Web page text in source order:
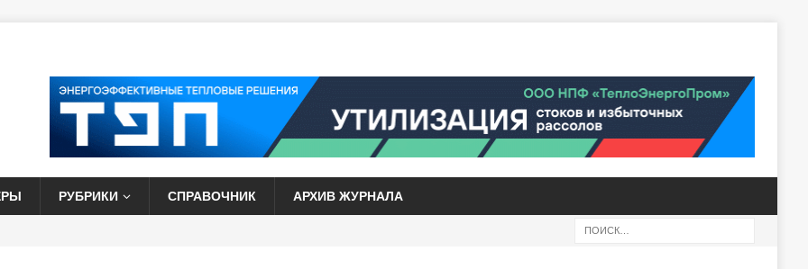
РУБРИКИ СПРАВОЧНИК АРХИВ ЖУРНАЛА